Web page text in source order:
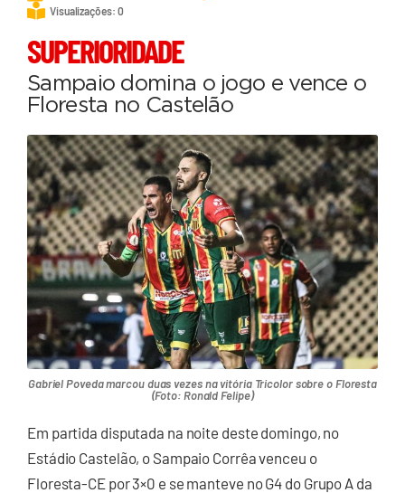
Visualizações: 0
SUPERIORIDADE
Sampaio domina o jogo e vence o
Floresta no Castelão
Gabriel Poveda marcou duas vezes na vitória Tricolor sobre o Floresta
(Foto: Ronald Felipe)
Em partida disputada na noite deste domingo, no
Estádio Castelão, o Sampaio Corrêa venceu o
Floresta-CE por 3×0 e se manteve no G4 do Grupo A da